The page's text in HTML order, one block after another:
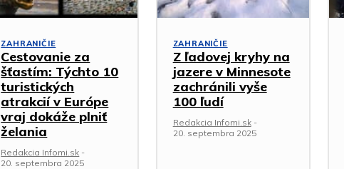
ZAHRANIČIE
Cestovanie za
šťastím: Týchto 10
turistických
atrakcií v Európe
vraj dokáže plniť
želania
Redakcia Infomi.sk -
20. septembra 2025
ZAHRANIČIE
Z ľadovej kryhy na
jazere v Minnesote
zachránili vyše
100 ľudí
Redakcia Infomi.sk -
20. septembra 2025